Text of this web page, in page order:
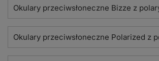
Okulary przeciwsłoneczne Bizze z
Okulary przeciwsłoneczne Polarized z